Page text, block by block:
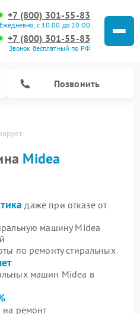
+7 (800) 301-55-83
Ежедневно, с 10:00 до 20:00
+7 (800) 301-55-83
Звонок бесплатный по РФ
Позвонить
Midea
даже при отказе от
машину Midea
по ремонту стиральных
машин Midea в
на ремонт